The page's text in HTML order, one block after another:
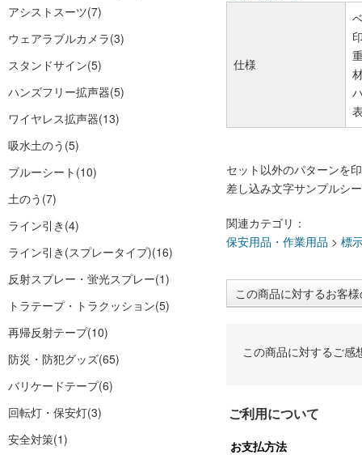
アシストスーツ(7)
ウェアラブルカメラ(3)
スタンドサイン(5)
ハンズフリー拡声器(5)
ワイヤレス拡声器(13)
吸水土のう (5)
ブルーシート (10)
土のう (7)
ライン引き (4)
ライン引き(スプレータイプ)(16)
反射スプレー・蛍光スプレー(1)
トラテープ・トラクッション(5)
再帰反射テープ(10)
防災・防犯グッズ(65)
バリケードテープ(6)
回転灯・保安灯(3)
安全対策(1)
仕様
セット以外のパターンを
差し込み文字サンプルシ
関連カテゴリ：
保安用品・作業用品 > 標
この商品に対するお客
この商品に対するご感
ご利用について
お支払方法